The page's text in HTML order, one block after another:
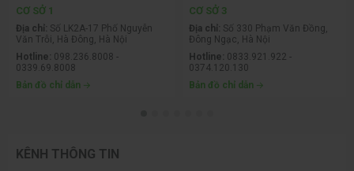
CƠ SỞ 1
Địa chỉ: Số LK2A-17 Phố Nguyễn
Văn Trỗi, Hà Đông, Hà Nội
Hotline: 098.236.8008 -
0339.69.8008
Bản đồ chỉ dẫn
CƠ SỞ 3
Địa chỉ: Số 330 Phạm Văn Đồng,
Đông Ngạc, Hà Nội
Hotline: 0833.921.922 -
0374.120.130
Bản đồ chỉ dẫn
KÊNH THÔNG TIN